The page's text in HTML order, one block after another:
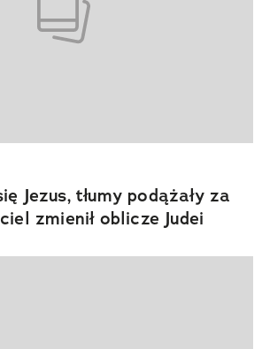
Jezus, tłumy podążały za
zmienił oblicze Judei